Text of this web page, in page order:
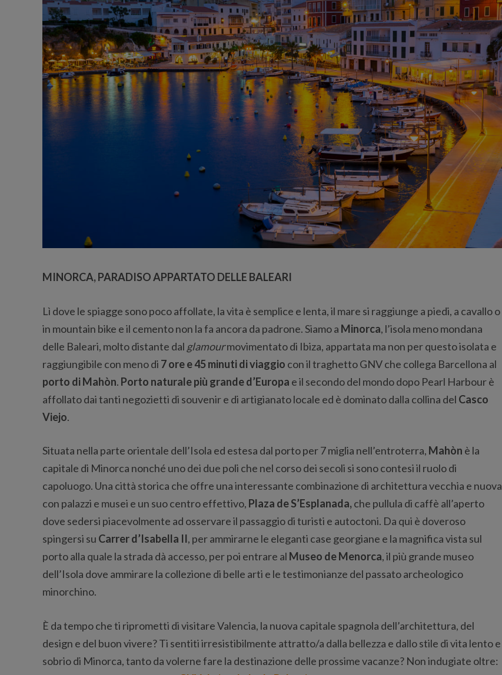
MINORCA, PARADISO APPARTATO DELLE BALEARI
Lì dove le spiagge sono poco affollate, la vita è semplice e lenta, il mare si raggiunge a piedi, a cavallo o
in mountain bike e il cemento non la fa ancora da padrone. Siamo a Minorca, l’isola meno mondana
delle Baleari, molto distante dal glamourmovimentato di Ibiza, appartata ma non per questo isolata e
raggiungibile con meno di 7 ore e 45 minuti di viaggio con il traghetto GNV che collega Barcellona al
porto di Mahòn. Porto naturale più grande d’Europa e il secondo del mondo dopo Pearl Harbour è
affollato dai tanti negozietti di souvenir e di artigianato locale ed è dominato dalla collina del Casco
Viejo.
Situata nella parte orientale dell’Isola ed estesa dal porto per 7 miglia nell’entroterra, Mahòn è la
capitale di Minorca nonché uno dei due poli che nel corso dei secoli si sono contesi il ruolo di
capoluogo. Una città storica che offre una interessante combinazione di architettura vecchia e nuova
con palazzi e musei e un suo centro effettivo, Plaza de S’Esplanada, che pullula di caffè all’aperto
dove sedersi piacevolmente ad osservare il passaggio di turisti e autoctoni. Da qui è doveroso
spingersi su Carrer d’Isabella II, per ammirarne le eleganti case georgiane e la magnifica vista sul
porto alla quale la strada dà accesso, per poi entrare al Museo de Menorca, il più grande museo
dell’Isola dove ammirare la collezione di belle arti e le testimonianze del passato archeologico
minorchino.
È da tempo che ti riprometti di visitare Valencia, la nuova capitale spagnola dell’architettura, del
design e del buon vivere? Ti sentiti irresistibilmente attratto/a dalla bellezza e dallo stile di vita lento e
sobrio di Minorca, tanto da volerne fare la destinazione delle prossime vacanze? Non indugiate oltre: